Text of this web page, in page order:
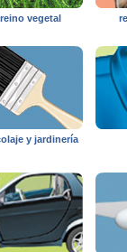
reino vegetal
y jardinería